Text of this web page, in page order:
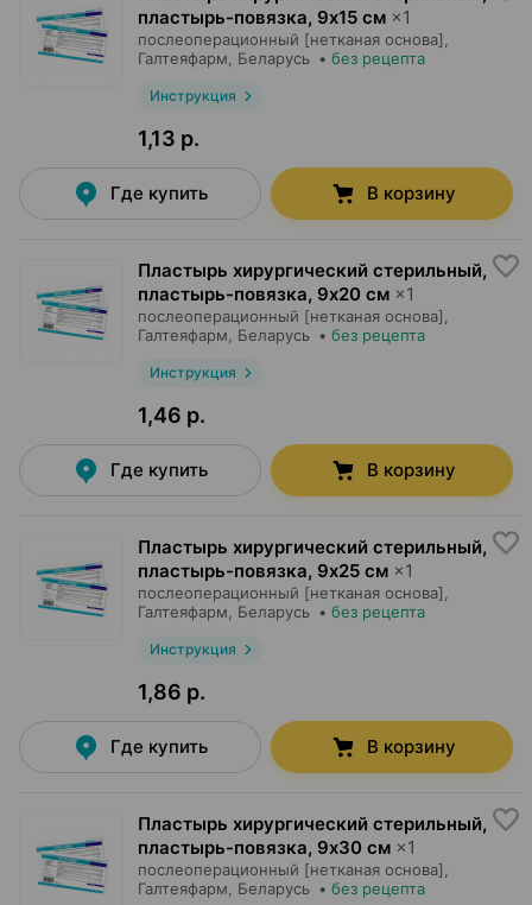
пластырь-повязка, 9х15 см ×1
послеоперационный [нетканая основа],
Галтеяфарм , Беларусь • без рецепта
Инструкция
1,13 р.
Где купить В корзину
Пластырь хирургический стерильный,
пластырь-повязка, 9х20 см ×1
послеоперационный [нетканая основа],
Галтеяфарм , Беларусь • без рецепта
Инструкция
1,46 р.
Где купить В корзину
Пластырь хирургический стерильный,
пластырь-повязка, 9х25 см ×1
послеоперационный [нетканая основа],
Галтеяфарм , Беларусь • без рецепта
Инструкция
1,86 р.
Где купить В корзину
Пластырь хирургический стерильный,
пластырь-повязка, 9х30 см ×1
послеоперационный [нетканая основа],
Галтеяфарм , Беларусь • без рецепта